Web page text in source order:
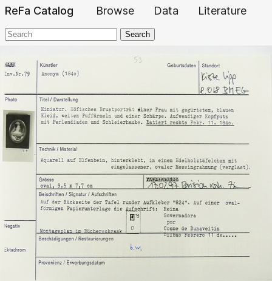
ReFa Catalog Browse Data Literature
Search